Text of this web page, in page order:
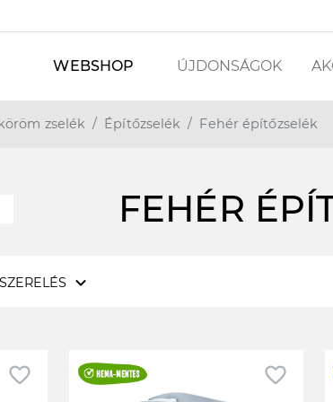
WEBSHOP ÚJDONSÁGOK
zselék Építőzselék Fehér építőzselék
FEHÉR
expand_more
favorite_border favorite_border